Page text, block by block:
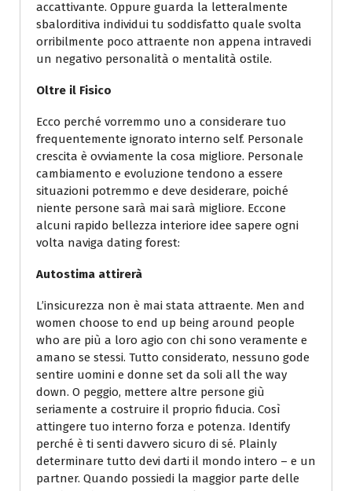
accattivante. Oppure guarda la letteralmente
sbalorditiva individui tu soddisfatto quale svolta
orribilmente poco attraente non appena intravedi
un negativo personalità o mentalità ostile.
Oltre il Fisico
Ecco perché vorremmo uno a considerare tuo
frequentemente ignorato interno self. Personale
crescita è ovviamente la cosa migliore. Personale
cambiamento e evoluzione tendono a essere
situazioni potremmo e deve desiderare, poiché
niente persone sarà mai sarà migliore. Eccone
alcuni rapido bellezza interiore idee sapere ogni
volta naviga dating forest:
Autostima attirerà
L’insicurezza non è mai stata attraente. Men and
women choose to end up being around people
who are più a loro agio con chi sono veramente e
amano se stessi. Tutto considerato, nessuno gode
sentire uomini e donne set da soli all the way
down. O peggio, mettere altre persone giù
seriamente a costruire il proprio fiducia. Così
attingere tuo interno forza e potenza. Identify
perché è ti senti davvero sicuro di sé. Plainly
determinare tutto devi darti il mondo intero – e un
partner. Quando possiedi la maggior parte delle